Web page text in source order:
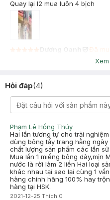
Quay lại l2 mua luôn 4 bịch
Dương Oanh
Đã
Hỏi đáp(4)
Phạm Lê Hồng Thúy
Hai lần tương tự cho trải
dùng bông tẩy trang hằng ngày
chất lượng sản phẩm các lần
Mua lần 1 miếng bông dày,mịn
nước là rời làm 2 liền Hai loại
khác nhau tại sao lại cùng 1
hàng chính hãng 100% hay
hàng tại HSK.
2021-12-25 Thích 0